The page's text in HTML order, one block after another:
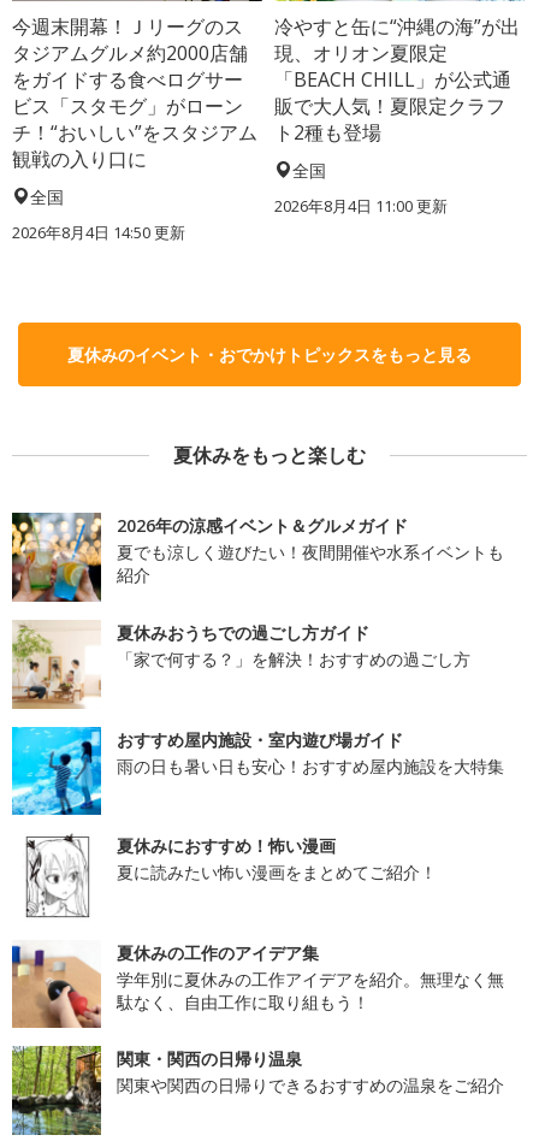
今週末開幕！Ｊリーグのス
タジアムグルメ約2000店舗
をガイドする食べログサー
ビス「スタモグ」がローン
チ！“おいしい”をスタジアム
観戦の入り口に
全国
2026年8月4日 14:50更新
冷やすと缶に“沖縄の海”が出
現、オリオン夏限定
「BEACH CHILL」が公式通
販で大人気！夏限定クラフ
ト2種も登場
全国
2026年8月4日 11:00更新
夏休みのイベント・おでかけトピックスをもっと見る
夏休みをもっと楽しむ
2026年の涼感イベント＆グルメガイド
夏でも涼しく遊びたい！夜間開催や水系イベントも
紹介
夏休みおうちでの過ごし方ガイド
「家で何する？」を解決！おすすめの過ごし方
おすすめ屋内施設・室内遊び場ガイド
雨の日も暑い日も安心！おすすめ屋内施設を大特集
夏休みにおすすめ！怖い漫画
夏に読みたい怖い漫画をまとめてご紹介！
夏休みの工作のアイデア集
学年別に夏休みの工作アイデアを紹介。無理なく無
駄なく、自由工作に取り組もう！
関東・関西の日帰り温泉
関東や関西の日帰りできるおすすめの温泉をご紹介